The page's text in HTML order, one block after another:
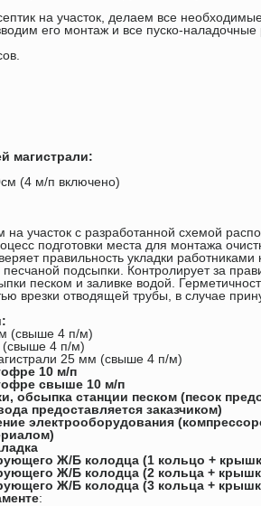
на участок, делаем все
его монтаж и все пуско-наладочные
магистрали:
(4 м/п включено)
участок с разработанной схемой
подготовки места для монтажа
правильность укладки
подсыпки. Контролирует за
песком и заливке водой.
врезки отводящей трубы, в случае
(свыше 4 п/м)
(свыше 4 п/м)
25 мм (свыше 4 п/м)
10 м/п
свыше 10 м/п
обсыпка станции песком (песок
предоставляется заказчиком)
электрооборудования
Ж/Б колодца (1 кольцо +
Ж/Б колодца (2 кольца +
Ж/Б колодца (3 кольца +
: